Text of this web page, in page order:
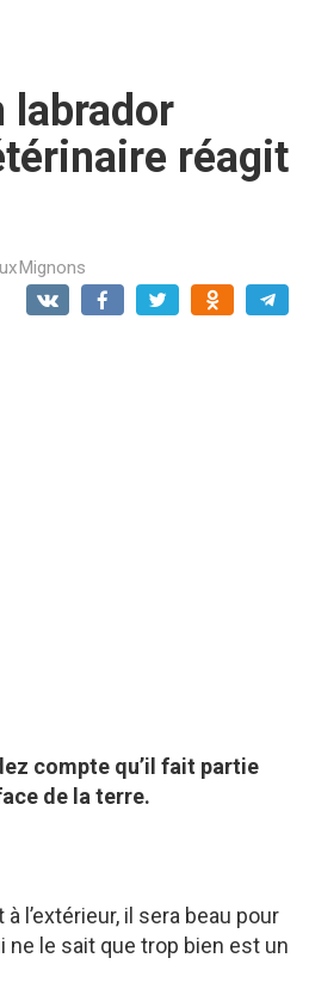
labrador
réagit
compte qu’il fait partie
de la terre.
l’extérieur, il sera beau pour
le sait que trop bien est un